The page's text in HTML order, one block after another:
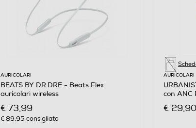
AURICOLARI
BEATS BY DR.DRE - Beats Flex
auricolari wireless
€ 73,99
€ 89,95 consigliato
AURICOLARI
con ANC
€ 29,90